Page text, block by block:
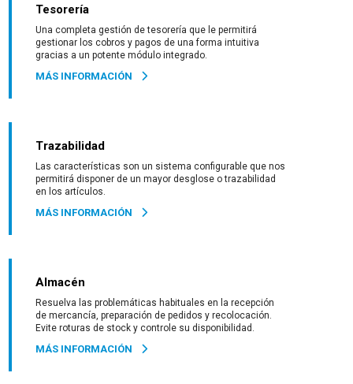
Tesorería
Una completa gestión de tesorería que le permitirá
gestionar los cobros y pagos de una forma intuitiva
gracias a un potente módulo integrado.
MÁS INFORMACIÓN
Trazabilidad
Las características son un sistema configurable que nos
permitirá disponer de un mayor desglose o trazabilidad
en los artículos.
MÁS INFORMACIÓN
Almacén
Resuelva las problemáticas habituales en la recepción
de mercancía, preparación de pedidos y recolocación.
Evite roturas de stock y controle su disponibilidad.
MÁS INFORMACIÓN